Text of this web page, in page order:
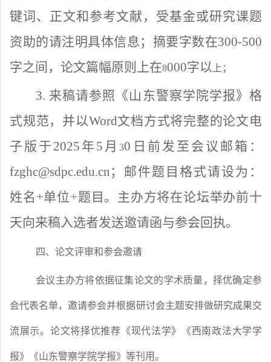
键词、正文和参考文献，受基金或研究课题
资助的请注明具体信息；摘要字数在300-500
字之间，论文篇幅原则上在8000字以 上 ；
3. 来稿请参照《山东警察学院学报》格
式规范，并以Word文档方式将完整的论文电
子版于2025年5月30日前发至会议邮箱：
fzghc@sdpc.edu.cn；邮件题目格式请设为：
姓名+单位+题目。主办方将在论坛举办前十
天向来稿入选者发送邀请函与参会回执。
四、论文评审和参会邀请
会议主办方将依据征集论文的学术质量，择优确定参
会代表名单，邀请参会并根据研讨会主题安排做研究成果交
流展示。论文将择优推荐 《现代法学》《西南政法大学学
报》 《山东警察学院学报》等刊用。